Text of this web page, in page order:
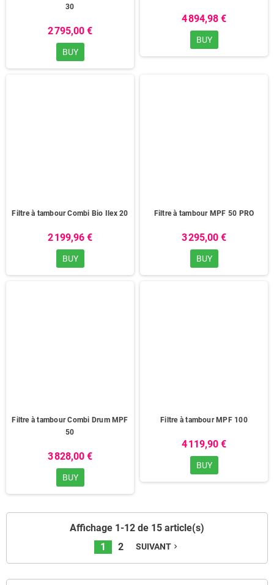
30
2 795,00 €
BUY
4 894,98 €
BUY
Filtre à tambour Combi Bio Ilex 20
2 199,96 €
BUY
Filtre à tambour MPF 50 PRO
3 295,00 €
BUY
Filtre à tambour Combi Drum MPF
50
3 828,00 €
BUY
Filtre à tambour MPF 100
4 119,90 €
BUY
Affichage 1-12 de 15 article(s)
1
2 SUIVANT navigate_next